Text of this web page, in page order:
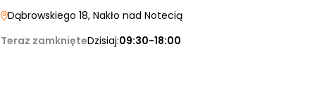
Dąbrowskiego 18, Nakło nad Notecią
Teraz zamknięteDzisiaj:09:30-18:00